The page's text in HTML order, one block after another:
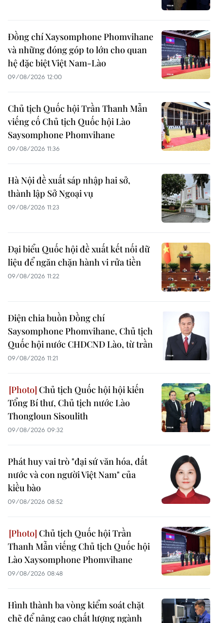
Đồng chí Xaysomphone Phomvihane
và những đóng góp to lớn cho quan
hệ đặc biệt Việt Nam-Lào
09/08/2026 12:00
Chủ tịch Quốc hội Trần Thanh Mẫn
viếng cố Chủ tịch Quốc hội Lào
Saysomphone Phomvihane
09/08/2026 11:36
Hà Nội đề xuất sáp nhập hai sở,
thành lập Sở Ngoại vụ
09/08/2026 11:23
Đại biểu Quốc hội đề xuất kết nối dữ
liệu để ngăn chặn hành vi rửa tiền
09/08/2026 11:22
Điện chia buồn Đồng chí
Saysomphone Phomvihane, Chủ tịch
Quốc hội nước CHDCND Lào, từ trần
09/08/2026 11:21
Chủ tịch Quốc hội hội kiến
Tổng Bí thư, Chủ tịch nước Lào
Thongloun Sisoulith
09/08/2026 09:32
Phát huy vai trò "đại sứ văn hóa, đất
nước và con người Việt Nam" của
kiều bào
09/08/2026 08:52
Chủ tịch Quốc hội Trần
Thanh Mẫn viếng Chủ tịch Quốc hội
Lào Xaysomphone Phomvihane
09/08/2026 08:48
Hình thành ba vòng kiểm soát chặt
chẽ để nâng cao chất lượng ngành